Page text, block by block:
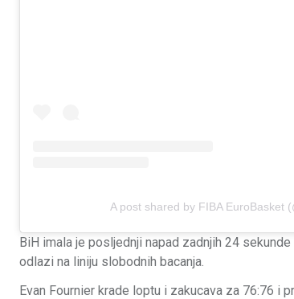
A post shared by FIBA EuroBasket
BiH imala je posljednji napad zadnjih 24
odlazi na liniju slobodnih bacanja.
Evan Fournier krade loptu i zakucava za 76:76 i